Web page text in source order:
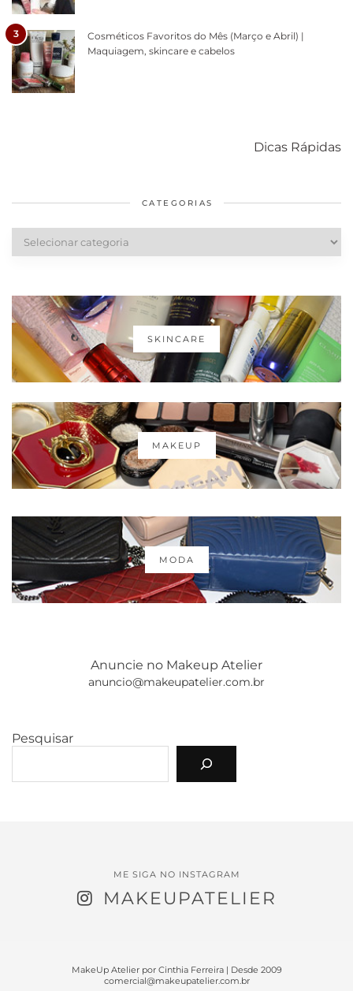
3
Cosméticos Favoritos do Mês (Março e Abril) |
Maquiagem, skincare e cabelos
Dicas Rápidas
diários
cabelos
CATEGORIAS
SKINCARE
MAKEUP
MODA
Anuncie no Makeup Atelier
anuncio@makeupatelier.com.br
Pesquisar
ME SIGA NO INSTAGRAM
MAKEUPATELIER
MakeUp Atelier por Cinthia Ferreira | Desde 2009
comercial@makeupatelier.com.br